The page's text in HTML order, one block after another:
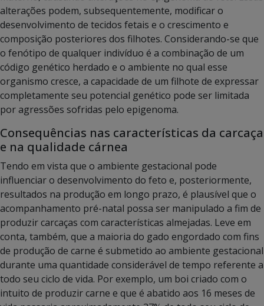
alterações podem, subsequentemente, modificar o
desenvolvimento de tecidos fetais e o crescimento e
composição posteriores dos filhotes. Considerando-se que
o fenótipo de qualquer indivíduo é a combinação de um
código genético herdado e o ambiente no qual esse
organismo cresce, a capacidade de um filhote de expressar
completamente seu potencial genético pode ser limitada
por agressões sofridas pelo epigenoma.
Consequências nas características da carcaça
e na qualidade cárnea
Tendo em vista que o ambiente gestacional pode
influenciar o desenvolvimento do feto e, posteriormente,
resultados na produção em longo prazo, é plausível que o
acompanhamento pré-natal possa ser manipulado a fim de
produzir carcaças com características almejadas. Leve em
conta, também, que a maioria do gado engordado com fins
de produção de carne é submetido ao ambiente gestacional
durante uma quantidade considerável de tempo referente a
todo seu ciclo de vida. Por exemplo, um boi criado com o
intuito de produzir carne e que é abatido aos 16 meses de